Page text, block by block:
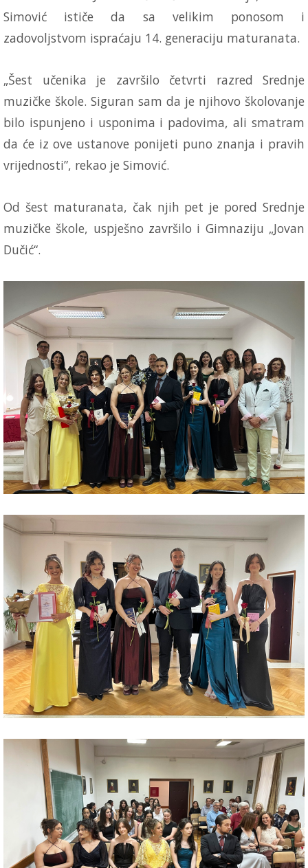
Simović ističe da sa velikim ponosom i
zadovoljstvom ispraćaju 14. generaciju maturanata.
„Šest učenika je završilo četvrti razred Srednje
muzičke škole. Siguran sam da je njihovo školovanje
bilo ispunjeno i usponima i padovima, ali smatram
da će iz ove ustanove ponijeti puno znanja i pravih
vrijednosti”, rekao je Simović.
Od šest maturanata, čak njih pet je pored Srednje
muzičke škole, uspješno završilo i Gimnaziju „Jovan
Dučić“.